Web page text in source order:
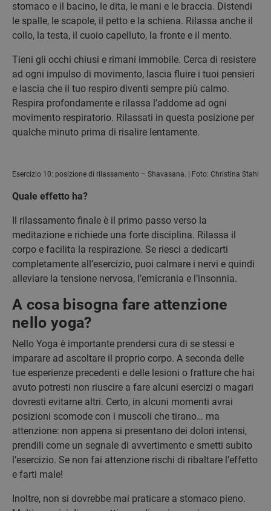
stomaco e il bacino, le dita, le mani e le braccia. Distendi
le spalle, le scapole, il petto e la schiena. Rilassa anche il
collo, la testa, il cuoio capelluto, la fronte e il mento.
Tieni gli occhi chiusi e rimani immobile. Cerca di resistere
ad ogni impulso di movimento, lascia fluire i tuoi pensieri
e lascia che il tuo respiro diventi sempre più calmo.
Respira profondamente e rilassa l’addome ad ogni
movimento respiratorio. Rilassati in questa posizione per
qualche minuto prima di risalire lentamente.
Esercizio 10: posizione di rilassamento – Shavasana. | Foto: Christina Stahl
Quale effetto ha?
Il rilassamento finale è il primo passo verso la
meditazione e richiede una forte disciplina. Rilassa il
corpo e facilita la respirazione. Se riesci a dedicarti
completamente all’esercizio, puoi calmare i nervi e quindi
alleviare la tensione nervosa, l’emicrania e l’insonnia.
A cosa bisogna fare attenzione
nello yoga?
Nello Yoga è importante prendersi cura di se stessi e
imparare ad ascoltare il proprio corpo. A seconda delle
tue esperienze precedenti e delle lesioni o fratture che hai
avuto potresti non riuscire a fare alcuni esercizi o magari
dovresti evitarne altri. Certo, in alcuni momenti avrai
posizioni scomode con i muscoli che tirano… ma
attenzione: non appena si presentano dei dolori intensi,
prendili come un segnale di avvertimento e smetti subito
l’esercizio. Se non fai attenzione rischi di ribaltare l’effetto
e farti male!
Inoltre, non si dovrebbe mai praticare a stomaco pieno.